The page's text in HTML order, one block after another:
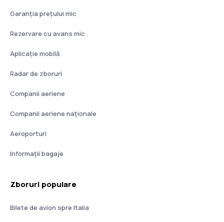
Garanția prețului mic
Rezervare cu avans mic
Aplicație mobilă
Radar de zboruri
Companii aeriene
Companii aeriene naţionale
Aeroporturi
Informații bagaje
Zboruri populare
Bilete de avion spre Italia